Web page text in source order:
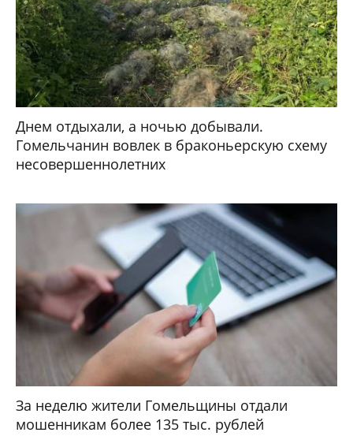
Днем отдыхали, а ночью добывали.
Гомельчанин вовлек в браконьерскую схему
несовершеннолетних
За неделю жители Гомельщины отдали
мошенникам более 135 тыс. рублей